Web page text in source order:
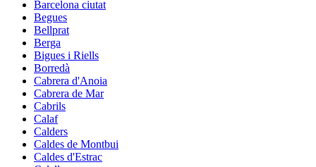
Barcelona ciutat
Begues
Bellprat
Berga
Bigues i Riells
Borredà
Cabrera d'Anoia
Cabrera de Mar
Cabrils
Calaf
Calders
Caldes de Montbui
Caldes d'Estrac